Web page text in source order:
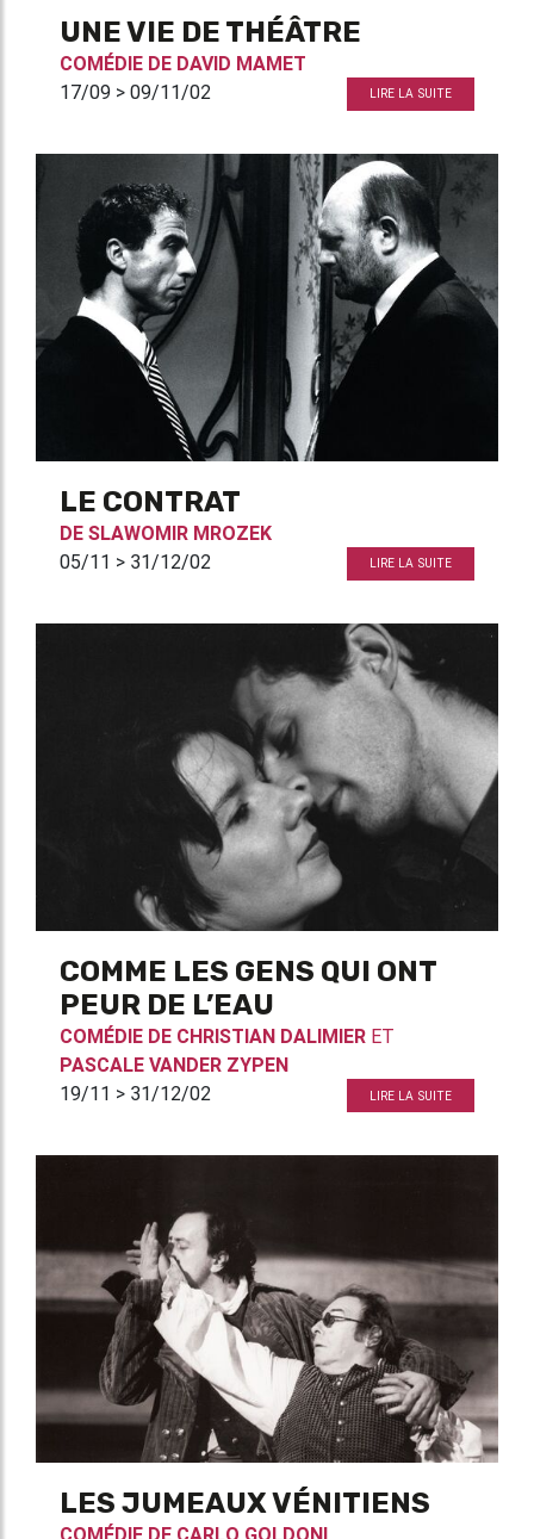
UNE VIE DE THÉÂTRE
COMÉDIE DE DAVID MAMET
17/09 > 09/11/02
LIRE LA SUITE
LE CONTRAT
DE SLAWOMIR MROZEK
05/11 > 31/12/02
LIRE LA SUITE
COMME LES GENS QUI ONT
PEUR DE L’EAU
COMÉDIE DE CHRISTIAN DALIMIER ET
PASCALE VANDER ZYPEN
19/11 > 31/12/02
LIRE LA SUITE
LES JUMEAUX VÉNITIENS